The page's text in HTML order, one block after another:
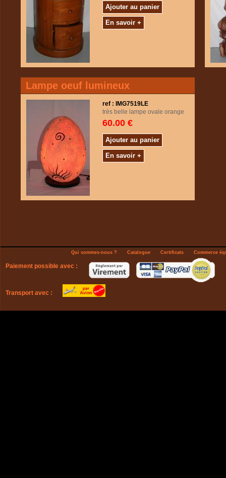
Ajouter au panier
En savoir +
Lampe oeuf lumineux
ref : IMG7519LE
très belle lampe ovale orange
60.00 €
Ajouter au panier
En savoir +
Qui sommes-nous ? Catalogue Certificats Commerce
Paiement possible avec :
Transport avec :